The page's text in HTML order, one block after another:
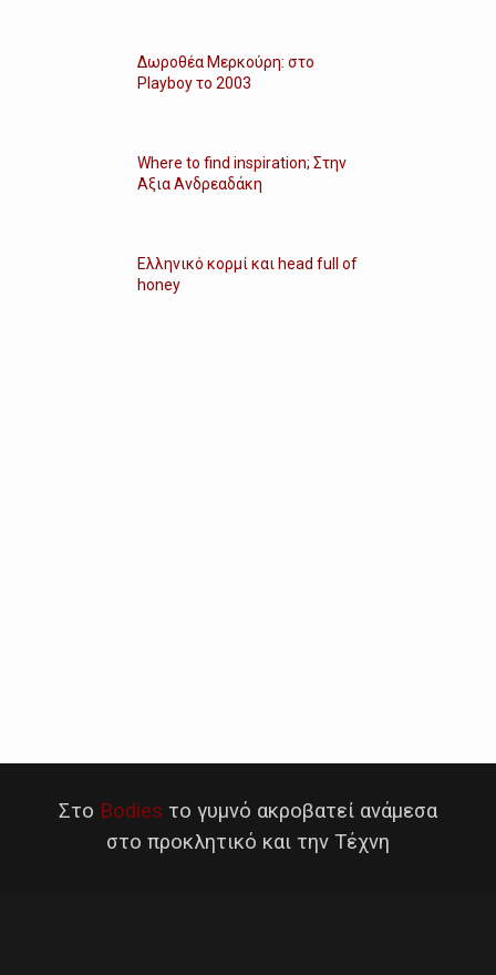
Δωροθέα Μερκούρη: στο
Playboy το 2003
Where to find inspiration; Στην
Αξια Ανδρεαδάκη
Ελληνικό κορμί και head full of
honey
Στο Bodies το γυμνό ακροβατεί ανάμεσα
στο προκλητικό και την Τέχνη